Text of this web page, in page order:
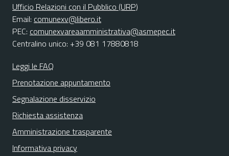
Ufficio Relazioni con il Pubblico (URP)
Email: comunexv@libero.it
PEC: comunexvareaamministrativa@asmepec.it
Centralino unico: +39 081 17880818
Leggi le FAQ
Prenotazione appuntamento
Segnalazione disservizio
Richiesta assistenza
Amministrazione trasparente
Informativa privacy